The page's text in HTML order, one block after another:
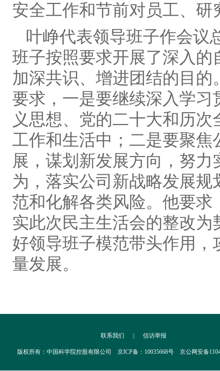
安全工作和节前对员工、
叶峥代表领导班子作会议
班子按照要求开展了深入
加深共识、增进团结的目
要求，一是要继续深入学
义思想、党的二十大和历
工作和生活中；二是要聚
展，谋划新发展方向，努
为，落实公司新战略发展
范和化解各类风险。他要
实此次民主生活会的整改
好领导班子模范带头作用
量发展。
联系我们 | 信访举报
版权所有：中国科学院控股有限公司 京ICP备：10035668号 京公网安备